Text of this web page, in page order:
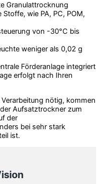
Granulattrocknung
wie PA, PC, POM,
von -30°C bis
weniger als 0,02 g
Förderanlage integriert
erfolgt nach Ihren
nötig, kommen
Aufsatztrockner zum
der
bei sehr stark
ist.